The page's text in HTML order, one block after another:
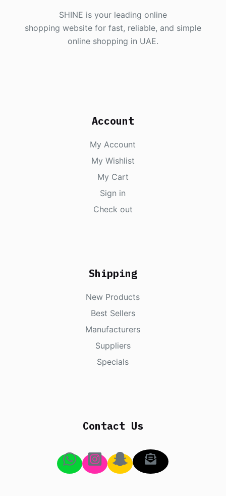
SHINE is your leading online
shopping website for fast, reliable, and simple
online shopping in UAE.
Account
My Account
My Wishlist
My Cart
Sign in
Check out
Shipping
New Products
Best Sellers
Manufacturers
Suppliers
Specials
Contact Us